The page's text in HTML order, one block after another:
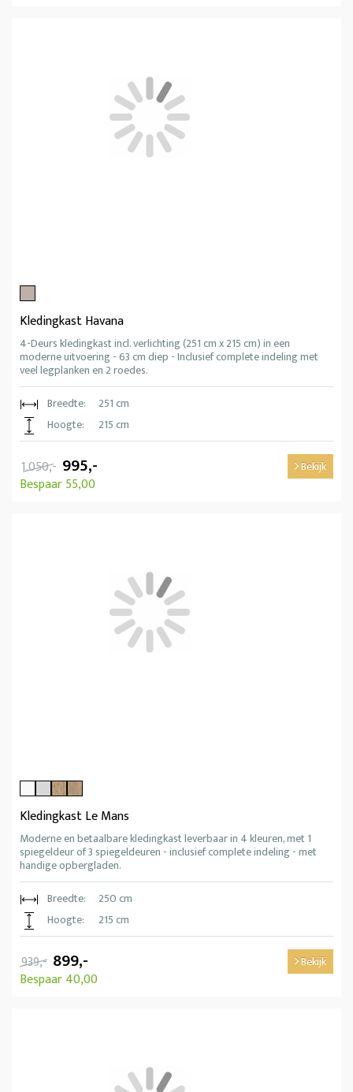
Kledingkast Havana
4-Deurs kledingkast incl. verlichting (251 cm x 215 cm) in een
moderne uitvoering - 63 cm diep - Inclusief complete indeling met
veel legplanken en 2 roedes.
Breedte:
251 cm
Hoogte:
215 cm
1.050,- 995,-
Bespaar 55,00
Bekijk
Kledingkast Le Mans
Moderne en betaalbare kledingkast leverbaar in 4 kleuren, met 1
spiegeldeur of 3 spiegeldeuren - inclusief complete indeling - met
handige opbergladen.
Breedte:
250 cm
Hoogte:
215 cm
939,- 899,-
Bespaar 40,00
Bekijk